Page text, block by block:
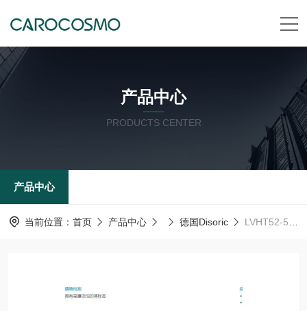
产品中心
PRODUCTS CENTER
产品中心
当前位置： 首页 产品中心 德国Disoric LVHT52-500G3-RB4德森瑞 德国Disoric 光学距离传感器